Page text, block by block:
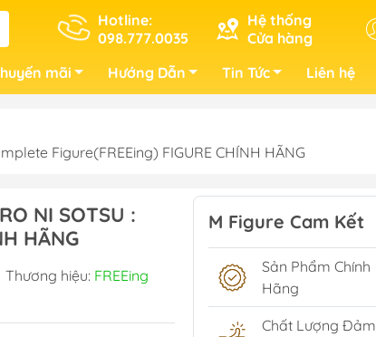
Hotline:
098.777.0035
Hệ thống
Cửa hàng
mãi Hướng Dẫn Tin Tức Liên hệ
Figure(FREEing) FIGURE CHÍNH HÃNG
NI SOTSU :
HÃNG
Thương hiệu: FREEing
M Figure Cam Kết
Sản Phẩm Chính
Hãng
Chất Lượng Đảm